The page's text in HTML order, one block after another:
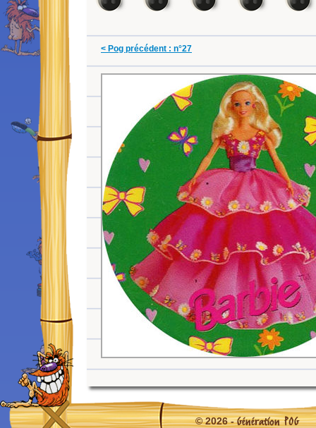
< Pog précédent : n°27
© 2026 -Génération POG